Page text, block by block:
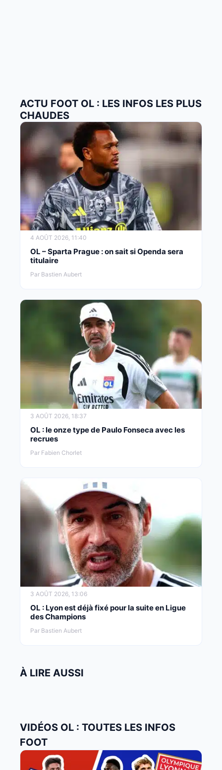
ACTU FOOT OL : LES INFOS LES PLUS
CHAUDES
4 AOÛT 2026, 11:40
OL – Sparta Prague : on sait si Openda sera
titulaire
Par Bastien Aubert
3 AOÛT 2026, 18:37
OL : le onze type de Paulo Fonseca avec les
recrues
Par Fabien Chorlet
3 AOÛT 2026, 13:06
OL : Lyon est déjà fixé pour la suite en Ligue
des Champions
Par Bastien Aubert
À LIRE AUSSI
VIDÉOS OL : TOUTES LES INFOS
FOOT